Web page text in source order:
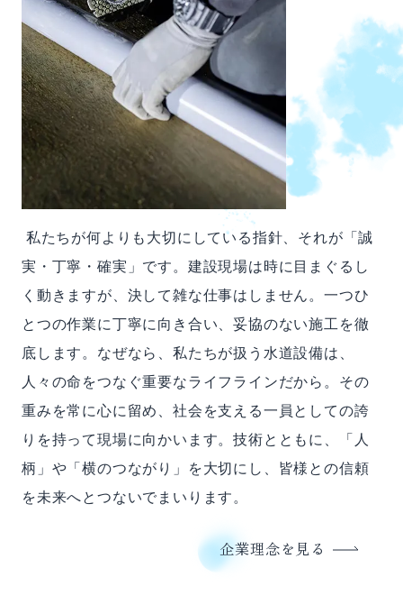
私たちが何よりも大切にしている指針、それが「誠
実・丁寧・確実」です。建設現場は時に目まぐるし
く動きますが、決して雑な仕事はしません。一つひ
とつの作業に丁寧に向き合い、妥協のない施工を徹
底します。なぜなら、私たちが扱う水道設備は、
人々の命をつなぐ重要なライフラインだから。その
重みを常に心に留め、社会を支える一員としての誇
りを持って現場に向かいます。技術とともに、「人
柄」や「横のつながり」を大切にし、皆様との信頼
を未来へとつないでまいります。
企業理念を見る